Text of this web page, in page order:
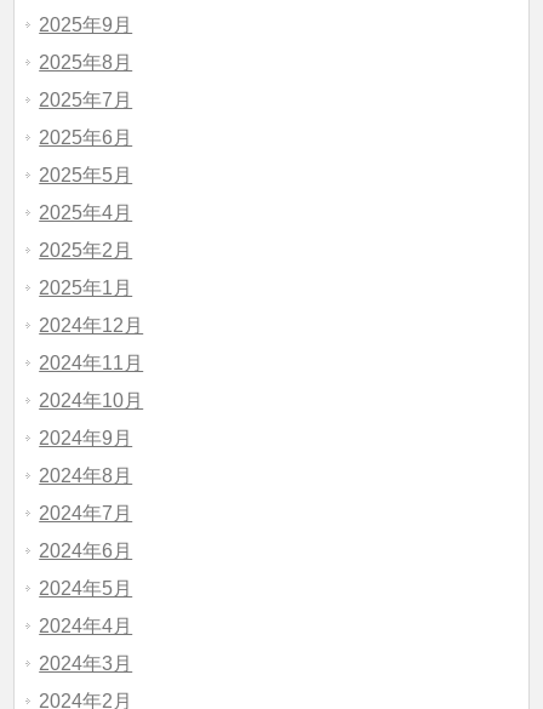
2025年9月
2025年8月
2025年7月
2025年6月
2025年5月
2025年4月
2025年2月
2025年1月
2024年12月
2024年11月
2024年10月
2024年9月
2024年8月
2024年7月
2024年6月
2024年5月
2024年4月
2024年3月
2024年2月